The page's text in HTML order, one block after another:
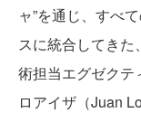
ャ”を通じ、すべ
スに統合してき
術担当エグゼクテ
ロアイザ（Juan